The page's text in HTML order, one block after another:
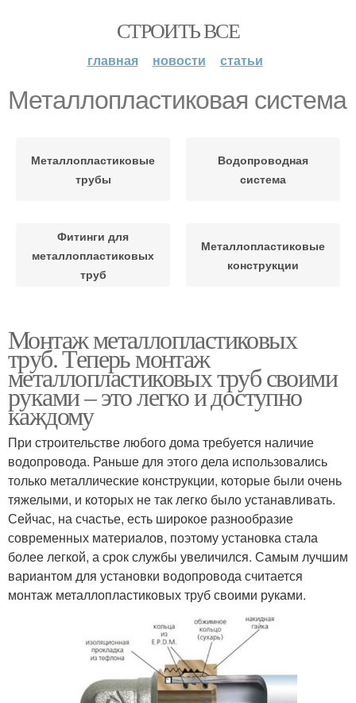
СТРОИТЬ ВСЕ
главная новости статьи
Металлопластиковая система
Металлопластиковые
трубы
Водопроводная
система
Фитинги для
металлопластиковых
труб
Металлопластиковые
конструкции
Монтаж металлопластиковых
труб. Теперь монтаж
металлопластиковых труб своими
руками – это легко и доступно
каждому
При строительстве любого дома требуется наличие
водопровода. Раньше для этого дела использовались
только металлические конструкции, которые были очень
тяжелыми, и которых не так легко было устанавливать.
Сейчас, на счастье, есть широкое разнообразие
современных материалов, поэтому установка стала
более легкой, а срок службы увеличился. Самым лучшим
вариантом для установки водопровода считается
монтаж металлопластиковых труб своими руками.